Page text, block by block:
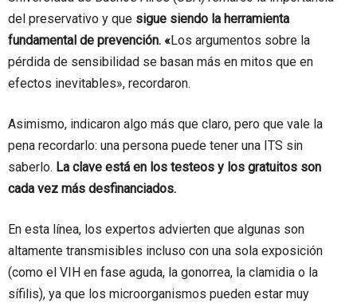
del preservativo y que sigue siendo la herramienta
fundamental de prevención. «Los argumentos sobre la
pérdida de sensibilidad se basan más en mitos que en
efectos inevitables», recordaron.
Asimismo, indicaron algo más que claro, pero que vale la
pena recordarlo: una persona puede tener una ITS sin
saberlo. La clave está en los testeos y los gratuitos son
cada vez más desfinanciados.
En esta línea, los expertos advierten que algunas son
altamente transmisibles incluso con una sola exposición
(como el VIH en fase aguda, la gonorrea, la clamidia o la
sífilis), ya que los microorganismos pueden estar muy